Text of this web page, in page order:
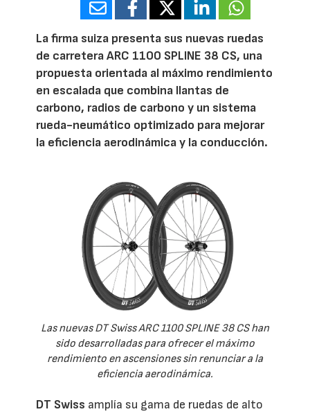
La firma suiza presenta sus nuevas ruedas
de carretera ARC 1100 SPLINE 38 CS, una
propuesta orientada al máximo rendimiento
en escalada que combina llantas de
carbono, radios de carbono y un sistema
rueda-neumático optimizado para mejorar
la eficiencia aerodinámica y la conducción.
Las nuevas DT Swiss ARC 1100 SPLINE 38 CS han
sido desarrolladas para ofrecer el máximo
rendimiento en ascensiones sin renunciar a la
eficiencia aerodinámica.
DT Swiss amplía su gama de ruedas de alto